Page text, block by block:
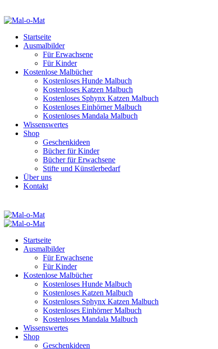
Startseite
Ausmalbilder
Für Erwachsene
Für Kinder
Kostenlose Malbücher
Kostenloses Hunde Malbuch
Kostenloses Katzen Malbuch
Kostenloses Sphynx Katzen Malbuch
Kostenloses Einhörner Malbuch
Kostenloses Mandala Malbuch
Wissenswertes
Shop
Geschenkideen
Bücher für Kinder
Bücher für Erwachsene
Stifte und Künstlerbedarf
Über uns
Kontakt
Startseite
Ausmalbilder
Für Erwachsene
Für Kinder
Kostenlose Malbücher
Kostenloses Hunde Malbuch
Kostenloses Katzen Malbuch
Kostenloses Sphynx Katzen Malbuch
Kostenloses Einhörner Malbuch
Kostenloses Mandala Malbuch
Wissenswertes
Shop
Geschenkideen